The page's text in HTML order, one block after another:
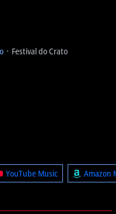
᛫ Festival do Crato
YouTube Music Amazon